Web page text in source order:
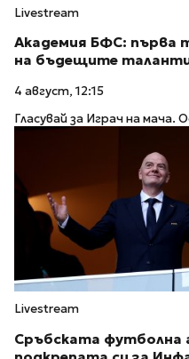
Livestream
Академия БФС: първа
на бъдещите
4 август, 12:15
Гласувай за Играч на
Livestream
Сръбската футболна